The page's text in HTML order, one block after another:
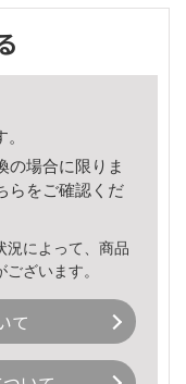
の場合に限りま
ら をご確認くだ
によって、商品
ざいます。
て